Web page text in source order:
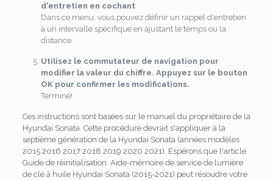
d'entretien en cochant
Dans ce menu, vous pouvez définir un rappel d'entretien
à un intervalle spécifique en ajustant le temps ou la
distance
Utilisez le commutateur de navigation pour
modifier la valeur du chiffre. Appuyez sur le bouton
OK pour confirmer les modifications.
Terminé!
Ces instructions sont basées sur le manuel du propriétaire de la
Hyundai Sonata. Cette procédure devrait s'appliquer à la
septième génération de la Hyundai Sonata (années modèles
2015 2016 2017 2018 2019 2020 2021). Espérons que l'article
Guide de réinitialisation: Aide-mémoire de service de lumière
de clé à huile Hyundai Sonata (2015-2021) peut résoudre votre